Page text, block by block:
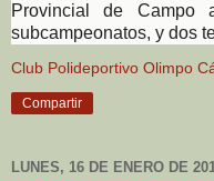
Provincial de Campo
subcampeonatos, y dos
Club Polideportivo Olimpo
Compartir
LUNES, 16 DE ENERO DE